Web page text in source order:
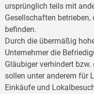
ursprünglich teils mit
Gesellschaften
befinden.
Durch die übermäßig
Unternehmer die
Gläubiger verhindert
sollen unter anderem für
Einkäufe und